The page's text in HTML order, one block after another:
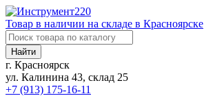
Товар в наличии на складе в Красноярске
Найти
г. Красноярск
ул. Калинина 43, склад 25
+7 (913) 175-16-11